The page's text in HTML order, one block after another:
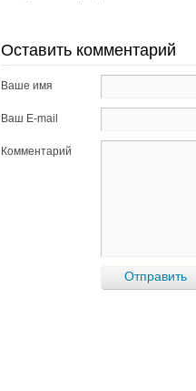
Оставить комментарий
Ваше имя
Ваш E-mail
Комментарий